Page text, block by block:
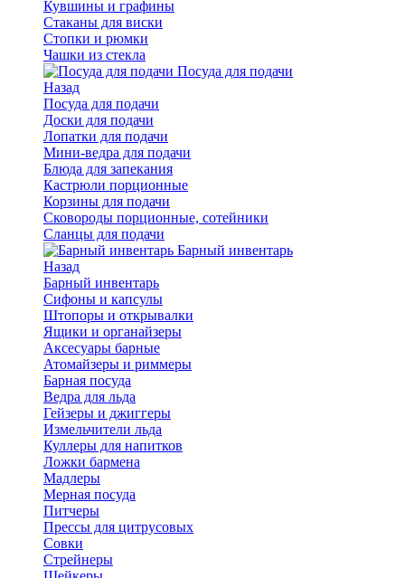
Кувшины и графины
Стаканы для виски
Стопки и рюмки
Чашки из стекла
Посуда для подачи
Назад
Посуда для подачи
Доски для подачи
Лопатки для подачи
Мини-ведра для подачи
Блюда для запекания
Кастрюли порционные
Корзины для подачи
Сковороды порционные, сотейники
Сланцы для подачи
Барный инвентарь
Назад
Барный инвентарь
Сифоны и капсулы
Штопоры и открывалки
Ящики и органайзеры
Аксесуары барные
Атомайзеры и риммеры
Барная посуда
Ведра для льда
Гейзеры и джиггеры
Измельчители льда
Куллеры для напитков
Ложки бармена
Мадлеры
Мерная посуда
Питчеры
Прессы для цитрусовых
Совки
Стрейнеры